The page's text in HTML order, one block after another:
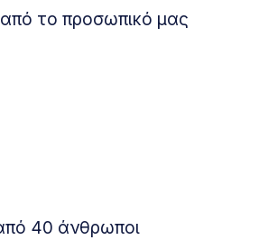
το προσωπικό μας
40 άνθρωποι